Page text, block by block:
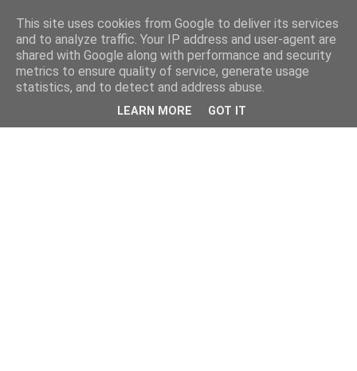
This site uses cookies from Google to deliver its services
and to analyze traffic. Your IP address and user-agent are
shared with Google along with performance and security
metrics to ensure quality of service, generate usage
statistics, and to detect and address abuse.
LEARN MORE GOT IT